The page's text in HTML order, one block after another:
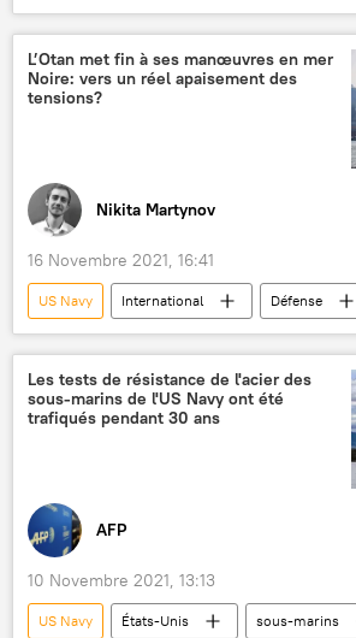
Taïwan
tensions International
L’Otan met fin à ses manœuvres en mer
Noire: vers un réel apaisement des
tensions?
Nikita Martynov
16 Novembre 2021, 16:41
US Navy International
Défense
OTAN
mer Noire
USS Porter
Russie
Les tests de résistance de l'acier des
sous-marins de l'US Navy ont été
trafiqués pendant 30 ans
AFP
10 Novembre 2021, 13:13
US Navy États-Unis
sous-marins